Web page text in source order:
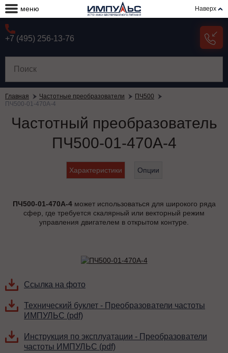
меню Наверх
+7 (495) 256-13-76
Главная Частотные преобразователи
ПЧ500
ПЧ500-01-470А-4
Частотный преобразователь
ПЧ500-01-470А-4
Характеристики Опции
ПЧ500-01-470А-4может использоваться для широкого ряда
сфер, где требуется скалярный или векторный режим
управления двигателем в открытом контуре.
Ссылка на фото
Технический буклет - Преобразователи частоты
ИМПУЛЬС (pdf)
Инструкция по эксплуатации - Преобразователи
частоты ИМПУЛЬС (pdf)